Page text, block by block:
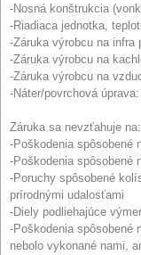
-Nosná konštrukcia
-Riadiaca jednotka,
-Záruka výrobcu na infra
-Záruka výrobcu na
-Záruka výrobcu na
-Náter/povrchová
Záruka sa nevzťahuje na:
-Poškodenia spôsobené
-Poškodenia spôsobené
-Poruchy spôsobené
prírodnými udalosťami
-Diely podliehajúce
-Poškodenia spôsobené
nebolo vykonané nami,